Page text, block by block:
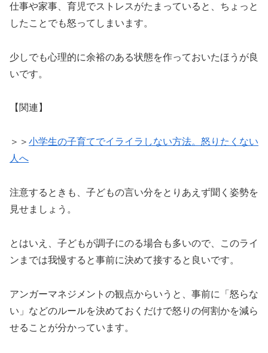
仕事や家事、育児でストレスがたまっていると、ちょっと
したことでも怒ってしまいます。
少しでも心理的に余裕のある状態を作っておいたほうが良
いです。
【関連】
＞＞ 小学生の子育てでイライラしない方法。怒りたくない
人へ
注意するときも、子どもの言い分をとりあえず聞く姿勢を
見せましょう。
とはいえ、子どもが調子にのる場合も多いので、このライ
ンまでは我慢すると事前に決めて接すると良いです。
アンガーマネジメントの観点からいうと、事前に「怒らな
い」などのルールを決めておくだけで怒りの何割かを減ら
せることが分かっています。